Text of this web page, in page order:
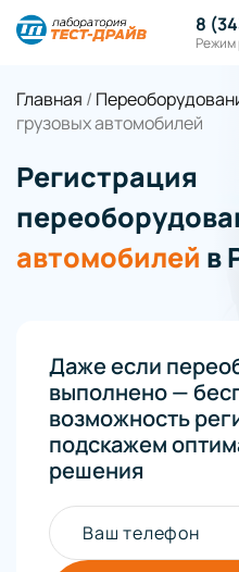
8
Режим
Главная /
грузовых автомобилей
Регистрация
автомобилей в
Даже если
выполнено —
возможность
подскажем
решения
Ваш телефон